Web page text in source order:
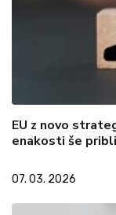
EU z novo
enakosti še
07. 03. 2026